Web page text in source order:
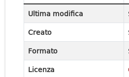
Ultima modifica
Creato
Formato
Licenza